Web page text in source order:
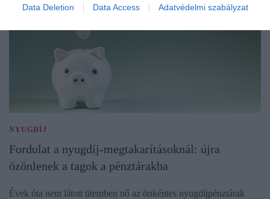
Data Deletion Data Access Adatvédelmi szabályzat
NYUGDÍJ
Fordulat a nyugdíj-megtakarításoknál: újra
özönlenek a tagok a pénztárakba
Évek óta nem látott ütemben nő az önkéntes nyugdíjpénztárak